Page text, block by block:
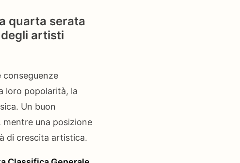
quarta serata
artisti
conseguenze
loro popolarità, la
Un buon
una posizione
di crescita artistica.